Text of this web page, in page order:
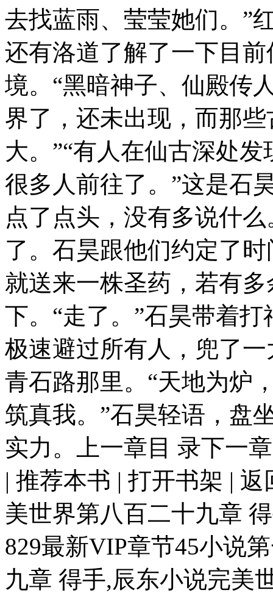
去找蓝雨、莹莹她们。”
还有洛道了解了一下目
境。“黑暗神子、仙殿传
界了，还未出现，而那
大。”“有人在仙古深处
很多人前往了。”这是石
点了点头，没有多说什
了。石昊跟他们约定了
就送来一株圣药，若有
下。“走了。”石昊带着
极速避过所有人，兜了
青石路那里。“天地为炉
筑真我。”石昊轻语，盘
实力。上一章目 录下一
| 推荐本书 | 打开书架 |
美世界第八百二十九章
829最新VIP章节45小说
九章 得手,辰东小说完美